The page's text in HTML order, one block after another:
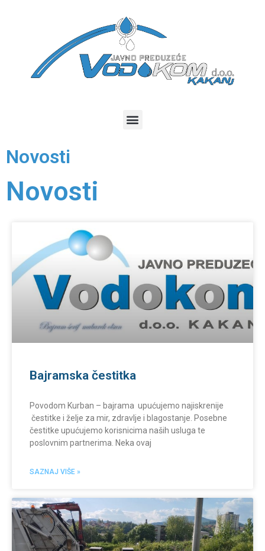
Novosti
Novosti
Bajramska čestitka
Povodom Kurban – bajrama upućujemo najiskrenije
čestitke i želje za mir, zdravlje i blagostanje. Posebne
čestitke upućujemo korisnicima naših usluga te
poslovnim partnerima. Neka ovaj
SAZNAJ VIŠE »